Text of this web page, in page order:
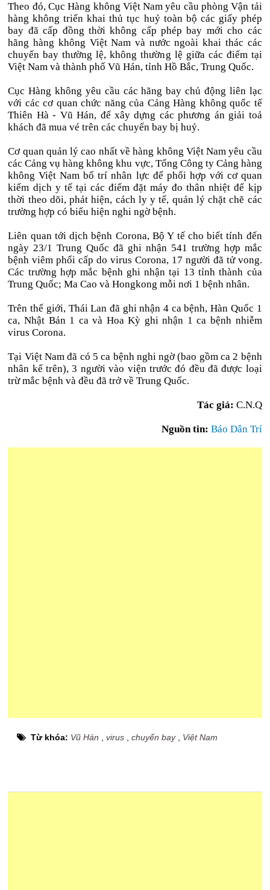
Theo đó, Cục Hàng không Việt Nam yêu cầu phòng Vận tải
hàng không triển khai thủ tục huỷ toàn bộ các giấy phép
bay đã cấp đồng thời không cấp phép bay mới cho các
hãng hàng không Việt Nam và nước ngoài khai thác các
chuyến bay thường lệ, không thường lệ giữa các điểm tại
Việt Nam và thành phố Vũ Hán, tỉnh Hồ Bắc, Trung Quốc.
Cục Hàng không yêu cầu các hãng bay chủ động liên lạc
với các cơ quan chức năng của Cảng Hàng không quốc tế
Thiên Hà - Vũ Hán, để xây dựng các phương án giải toả
khách đã mua vé trên các chuyến bay bị huỷ.
Cơ quan quản lý cao nhất về hàng không Việt Nam yêu cầu
các Cảng vụ hàng không khu vực, Tổng Công ty Cảng hàng
không Việt Nam bố trí nhân lực để phối hợp với cơ quan
kiểm dịch y tế tại các điểm đặt máy đo thân nhiệt để kịp
thời theo dõi, phát hiện, cách ly y tế, quản lý chặt chẽ các
trường hợp có biểu hiện nghi ngờ bệnh.
Liên quan tới dịch bệnh Corona, Bộ Y tế cho biết tính đến
ngày 23/1 Trung Quốc đã ghi nhận 541 trường hợp mắc
bệnh viêm phổi cấp do virus Corona, 17 người đã tử vong.
Các trường hợp mắc bệnh ghi nhận tại 13 tỉnh thành của
Trung Quốc; Ma Cao và Hongkong mỗi nơi 1 bệnh nhân.
Trên thế giới, Thái Lan đã ghi nhận 4 ca bệnh, Hàn Quốc 1
ca, Nhật Bản 1 ca và Hoa Kỳ ghi nhận 1 ca bệnh nhiễm
virus Corona.
Tại Việt Nam đã có 5 ca bệnh nghi ngờ (bao gồm ca 2 bệnh
nhân kể trên), 3 người vào viện trước đó đều đã được loại
trừ mắc bệnh và đều đã trở về Trung Quốc.
Tác giả: C.N.Q
Nguồn tin: Báo Dân Trí
Từ khóa: Vũ Hán ,virus ,chuyến bay, Việt Nam